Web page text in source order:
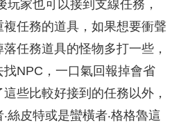
玩家也可以接到支線任務，
任務的道具，如果想要衝聲
任務道具的怪物多打一些，
NPC，一口氣回報掉會省
些比較好接到的任務以外，
絲皮特或是蠻橫者‧格格魯這